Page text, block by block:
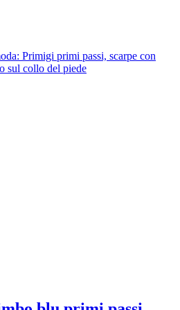
Primigi primi passi, scarpe con
sul collo del piede